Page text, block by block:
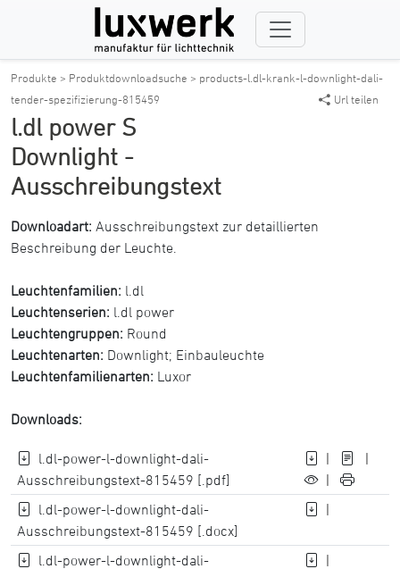
Produkte > Produktdownloadsuche > products-l.dl-krank-l-downlight-dali-
tender-spezifizierung-815459
Url teilen
l.dl power S
Downlight -
Ausschreibungstext
Downloadart: Ausschreibungstext zur detaillierten
Beschreibung der Leuchte.
Leuchtenfamilien: l.dl
Leuchtenserien: l.dl power
Leuchtengruppen: Round
Leuchtenarten: Downlight; Einbauleuchte
Leuchtenfamilienarten: Luxor
Downloads:
l.dl-power-l-downlight-dali-
Ausschreibungstext-815459 [.pdf]
|
|
|
l.dl-power-l-downlight-dali-
Ausschreibungstext-815459 [.docx]
|
l.dl-power-l-downlight-dali-
|